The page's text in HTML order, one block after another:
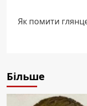
Як помити
Більше